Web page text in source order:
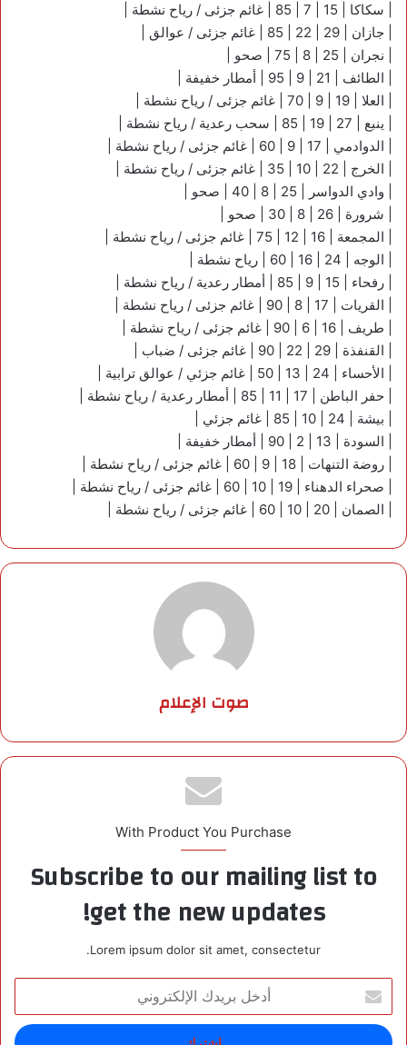
| سكاكا | 15 | 7 | 85 | غائم جزئى / رياح نشطة |
| جازان | 29 | 22 | 85 | غائم جزئى / عوالق |
| نجران | 25 | 8 | 75 | صحو |
| الطائف | 21 | 9 | 95 | أمطار خفيفة |
| العلا | 19 | 9 | 70 | غائم جزئى / رياح نشطة |
| ينبع | 27 | 19 | 85 | سحب رعدية / رياح نشطة |
| الدوادمي | 17 | 9 | 60 | غائم جزئى / رياح نشطة |
| الخرج | 22 | 10 | 35 | غائم جزئى / رياح نشطة |
| وادي الدواسر | 25 | 8 | 40 | صحو |
| شرورة | 26 | 8 | 30 | صحو |
| المجمعة | 16 | 12 | 75 | غائم جزئى / رياح نشطة |
| الوجه | 24 | 16 | 60 | رياح نشطة |
| رفحاء | 15 | 9 | 85 | أمطار رعدية / رياح نشطة |
| القريات | 17 | 8 | 90 | غائم جزئى / رياح نشطة |
| طريف | 16 | 6 | 90 | غائم جزئى / رياح نشطة |
| القنفذة | 29 | 22 | 90 | غائم جزئى / ضباب |
| الأحساء | 24 | 13 | 50 | غائم جزئي / عوالق ترابية |
| حفر الباطن | 17 | 11 | 85 | أمطار رعدية / رياح نشطة |
| بيشة | 24 | 10 | 85 | غائم جزئي |
| السودة | 13 | 2 | 90 | أمطار خفيفة |
| روضة التنهات | 18 | 9 | 60 | غائم جزئى / رياح نشطة |
| صحراء الدهناء | 19 | 10 | 60 | غائم جزئى / رياح نشطة |
| الصمان | 20 | 10 | 60 | غائم جزئى / رياح نشطة |
صوت الإعلام
With Product You Purchase
Subscribe to our mailing list to
get the new updates!
Lorem ipsum dolor sit amet, consectetur.
خ